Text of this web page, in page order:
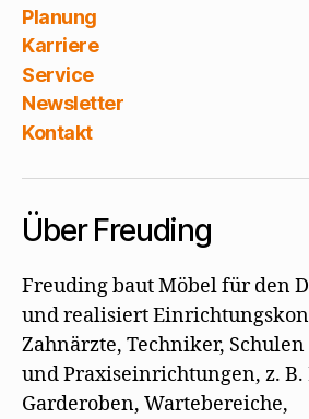
Planung
Karriere
Service
Newsletter
Kontakt
Über Freuding
Freuding baut Möbel für den
und realisiert
Zahnärzte, Techniker,
und Praxiseinrichtungen, z. B.
Garderoben, Wartebereiche,